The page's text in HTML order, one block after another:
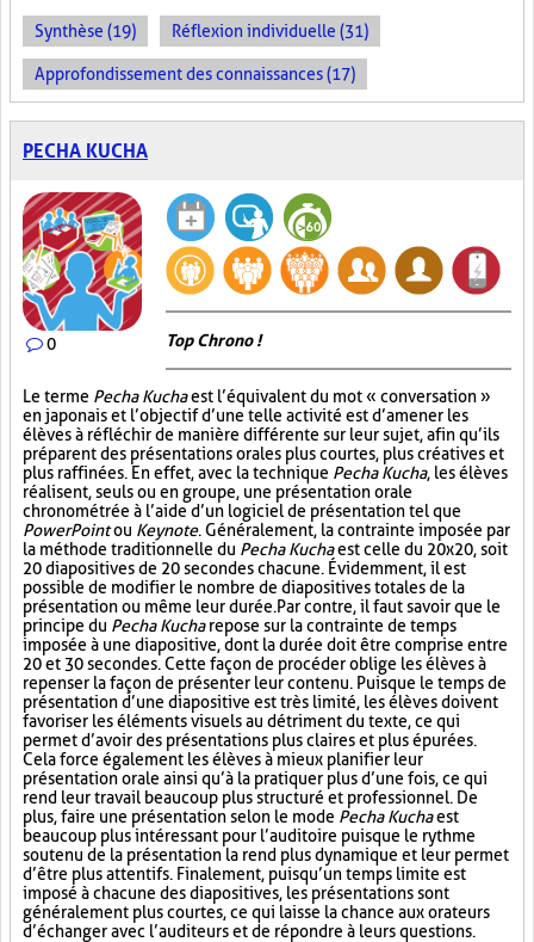
Synthèse (19) Réflexion individuelle (31)
Approfondissement des connaissances (17)
PECHA KUCHA
0 Top Chrono !
Le terme Pecha Kuchaest l’équivalent du mot « conversation »
en japonais et l’objectif d’une telle activité est d’amener les
élèves à réfléchir de manière différente sur leur sujet, afin qu’ils
préparent des présentations orales plus courtes, plus créatives et
plus raffinées. En effet, avec la technique Pecha Kucha, les élèves
réalisent, seuls ou en groupe, une présentation orale
chronométrée à l’aide d’un logiciel de présentation tel que
PowerPointou Keynote. Généralement, la contrainte imposée par
la méthode traditionnelle du Pecha Kuchaest celle du 20x20, soit
20 diapositives de 20 secondes chacune. Évidemment, il est
possible de modifier le nombre de diapositives totales de la
présentation ou même leur durée. Par contre, il faut savoir que le
principe du Pecha Kucharepose sur la contrainte de temps
imposée à une diapositive, dont la durée doit être comprise entre
20 et 30 secondes. Cette façon de procéder oblige les élèves à
repenser la façon de présenter leur contenu. Puisque le temps de
présentation d’une diapositive est très limité, les élèves doivent
favoriser les éléments visuels au détriment du texte, ce qui
permet d’avoir des présentations plus claires et plus épurées.
Cela force également les élèves à mieux planifier leur
présentation orale ainsi qu’à la pratiquer plus d’une fois, ce qui
rend leur travail beaucoup plus structuré et professionnel. De
plus, faire une présentation selon le mode Pecha Kuchaest
beaucoup plus intéressant pour l’auditoire puisque le rythme
soutenu de la présentation la rend plus dynamique et leur permet
d’être plus attentifs. Finalement, puisqu’un temps limite est
imposé à chacune des diapositives, les présentations sont
généralement plus courtes, ce qui laisse la chance aux orateurs
d’échanger avec l’auditeurs et de répondre à leurs questions.